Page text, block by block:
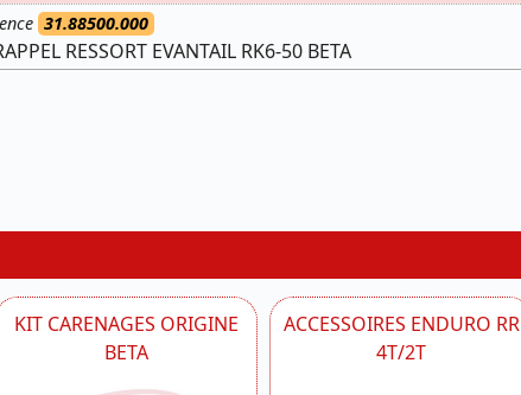
31.88500.000
RESSORT EVANTAIL RK6-50 BETA
KIT CARENAGES ORIGINE
BETA
ACCESSOIRES ENDURO RR
4T/2T